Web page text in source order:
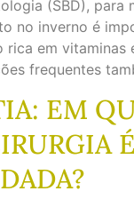
(SBD), para
no inverno é
rica em vitaminas
frequentes
EM
É